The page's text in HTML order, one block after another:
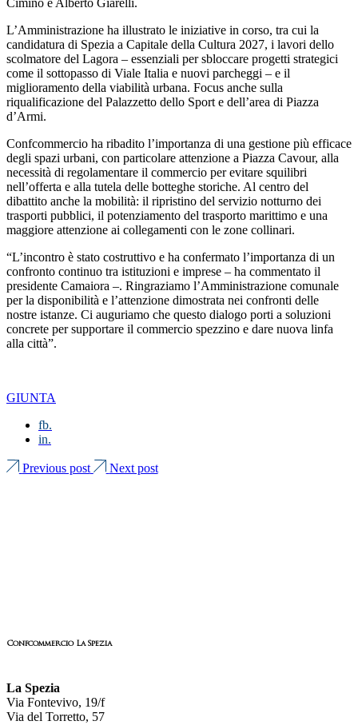
Cimino e Alberto Giarelli.
L’Amministrazione ha illustrato le iniziative in corso, tra cui la
candidatura di Spezia a Capitale della Cultura 2027, i lavori dello
scolmatore del Lagora – essenziali per sbloccare progetti strategici
come il sottopasso di Viale Italia e nuovi parcheggi – e il
miglioramento della viabilità urbana. Focus anche sulla
riqualificazione del Palazzetto dello Sport e dell’area di Piazza
d’Armi.
Confcommercio ha ribadito l’importanza di una gestione più efficace
degli spazi urbani, con particolare attenzione a Piazza Cavour, alla
necessità di regolamentare il commercio per evitare squilibri
nell’offerta e alla tutela delle botteghe storiche. Al centro del
dibattito anche la mobilità: il ripristino del servizio notturno dei
trasporti pubblici, il potenziamento del trasporto marittimo e una
maggiore attenzione ai collegamenti con le zone collinari.
“L’incontro è stato costruttivo e ha confermato l’importanza di un
confronto continuo tra istituzioni e imprese – ha commentato il
presidente Camaiora –. Ringraziamo l’Amministrazione comunale
per la disponibilità e l’attenzione dimostrata nei confronti delle
nostre istanze. Ci auguriamo che questo dialogo porti a soluzioni
concrete per supportare il commercio spezzino e dare nuova linfa
alla città”.
GIUNTA
fb.
in.
Previous post Next post
Confcommercio La Spezia
La Spezia
Via Fontevivo, 19/f
Via del Torretto, 57